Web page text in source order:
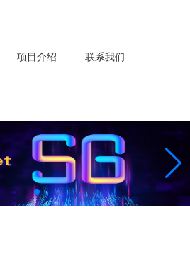
项目介绍 联系我们